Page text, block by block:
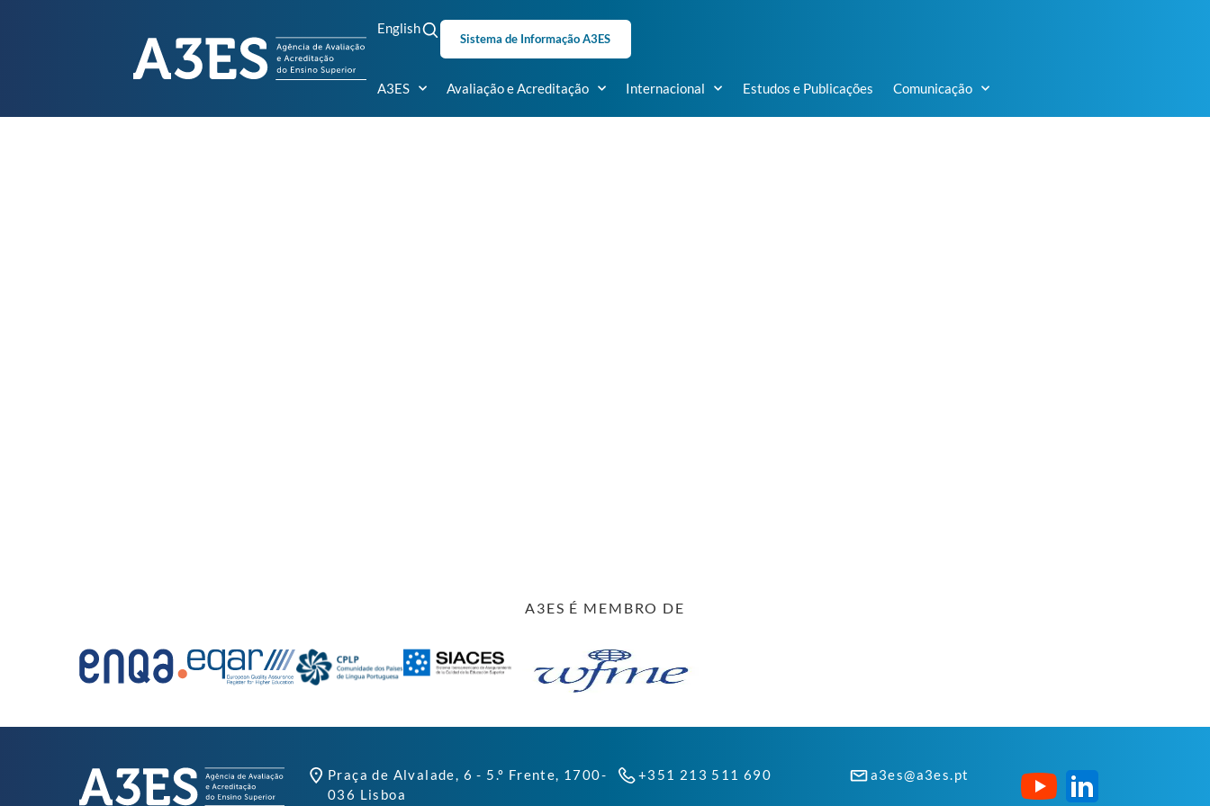
English
Sistema de Informação A3ES
A3ES Avaliação e Acreditação Internacional Estudos e Publicações Comunicação
A3ES É MEMBRO DE
Praça de Alvalade, 6 - 5.º Frente, 1700-
036 Lisboa
+351 213 511 690 a3es@a3es.pt